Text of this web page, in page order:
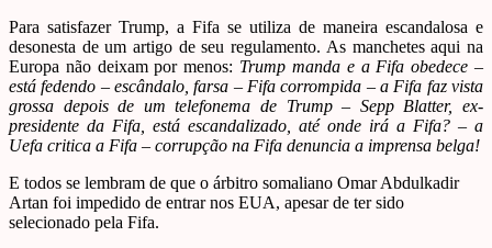
Para satisfazer Trump, a Fifa se utiliza de maneira escandalosa e
desonesta de um artigo de seu regulamento. As manchetes aqui na
Europa não deixam por menos: Trump manda e a Fifa obedece –
está fedendo – escândalo, farsa – Fifa corrompida – a Fifa faz vista
grossa depois de um telefonema de Trump – Sepp Blatter, ex-
presidente da Fifa, está escandalizado, até onde irá a Fifa? – a
Uefa critica a Fifa – corrupção na Fifa denuncia a imprensa belga!
E todos se lembram de que o árbitro somaliano Omar Abdulkadir
Artan foi impedido de entrar nos EUA, apesar de ter sido
selecionado pela Fifa.